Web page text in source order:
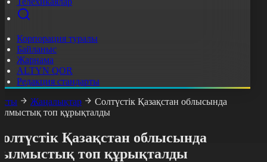
Корпорация туралы
Байланыс
Жарнама
ALTYN QOR
Редакция стандарты
Жаңалықтар
Солтүстік Қазақстан облысында
топ құрықталды
Қазақстан облысында
топ құрықталды